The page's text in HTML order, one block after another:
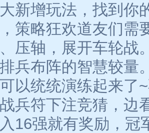
新增玩法，找到你
策略狂欢道友们
压轴，展开车轮战
兵布阵的智慧较量
以统统演练起来了
兵符下注竞猜，边
16强就有奖励，冠